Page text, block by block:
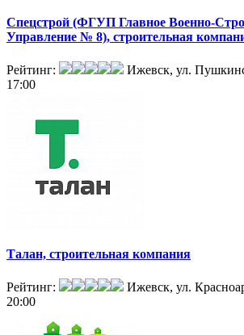
Спецстрой (ФГУП Главное Военно-
Управление № 8), строительная
Рейтинг: Ижевск, ул.
17:00
Талан, строительная компания
Рейтинг: Ижевск, ул.
20:00